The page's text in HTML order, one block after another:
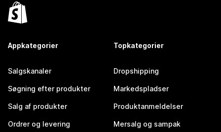
Appkategorier
Salgskanaler
Søgning efter produkter
Salg af produkter
Ordrer og levering
Topkategorier
Dropshipping
Markedspladser
Produktanmeldelser
Mersalg og sampak